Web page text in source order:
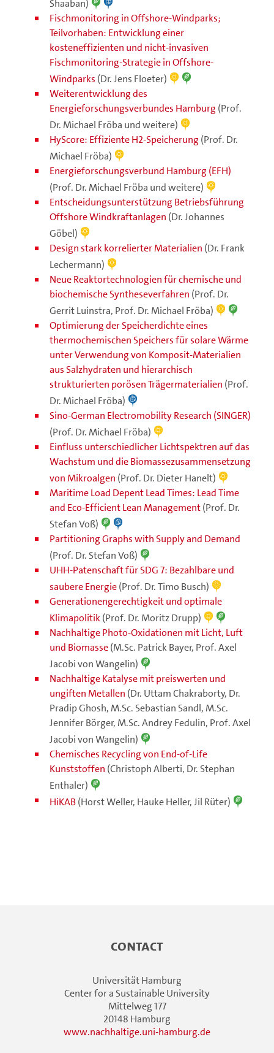
Shaaban)
Fischmonitoring in Offshore-Windparks;
Teilvorhaben: Entwicklung einer
kosteneffizienten und nicht-invasiven
Fischmonitoring-Strategie in Offshore-
Windparks (Dr. Jens Floeter)
Weiterentwicklung des
Energieforschungsverbundes Hamburg (Prof.
Dr. Michael Fröba und weitere)
HyScore: Effiziente H2-Speicherung (Prof. Dr.
Michael Fröba)
Energieforschungsverbund Hamburg (EFH)
(Prof. Dr. Michael Fröba und weitere)
Entscheidungsunterstützung Betriebsführung
Offshore Windkraftanlagen (Dr. Johannes
Göbel)
Design stark korrelierter Materialien (Dr. Frank
Lechermann)
Neue Reaktortechnologien für chemische und
biochemische Syntheseverfahren (Prof. Dr.
Gerrit Luinstra, Prof. Dr. Michael Fröba)
Optimierung der Speicherdichte eines
thermochemischen Speichers für solare Wärme
unter Verwendung von Komposit-Materialien
aus Salzhydraten und hierarchisch
strukturierten porösen Trägermaterialien (Prof.
Dr. Michael Fröba)
Sino-German Electromobility Research (SINGER)
(Prof. Dr. Michael Fröba)
Einfluss unterschiedlicher Lichtspektren auf das
Wachstum und die Biomassezusammensetzung
von Mikroalgen (Prof. Dr. Dieter Hanelt)
Maritime Load Depent Lead Times: Lead Time
and Eco-Efficient Lean Management(Prof. Dr.
Stefan Voß)
Partitioning Graphs with Supply and Demand
(Prof. Dr. Stefan Voß)
UHH-Patenschaft für SDG 7: Bezahlbare und
saubere Energie(Prof. Dr. Timo Busch)
Generationengerechtigkeit und optimale
Klimapolitik(Prof. Dr. Moritz Drupp)
Nachhaltige Photo-Oxidationen mit Licht, Luft
und Biomasse(M.Sc. Patrick Bayer, Prof. Axel
Jacobi von Wangelin)
Nachhaltige Katalyse mit preiswerten und
ungiften Metallen (Dr. Uttam Chakraborty, Dr.
Pradip Ghosh, M.Sc. Sebastian Sandl, M.Sc.
Jennifer Börger, M.Sc. Andrey Fedulin, Prof. Axel
Jacobi von Wangelin)
Chemisches Recycling von End-of-Life
Kunststoffen (Christoph Alberti, Dr. Stephan
Enthaler)
HiKAB(Horst Weller, Hauke Heller, Jil Rüter)
Contact
Universität Hamburg
Center for a Sustainable University
Mittelweg 177
20148 Hamburg
www.nachhaltige.uni-hamburg.de